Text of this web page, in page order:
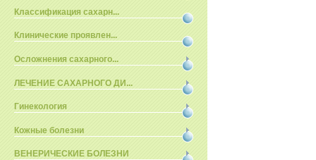
Классификация сахарн...
Клинические проявлен...
Осложнения сахарного...
ЛЕЧЕНИЕ САХАРНОГО ДИ...
Гинекология
Кожные болезни
ВЕНЕРИЧЕСКИЕ БОЛЕЗНИ